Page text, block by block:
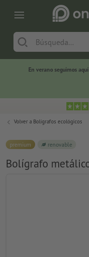
En verano seguimos
Volver a Bolígrafos ecológicos
premium renovable
Bolígrafo